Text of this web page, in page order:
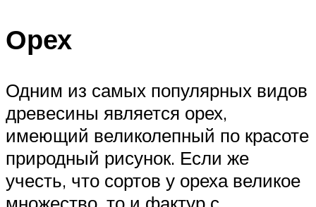
Орех
Одним из самых популярных видов
древесины является орех,
имеющий великолепный по красоте
природный рисунок. Если же
учесть, что сортов у ореха великое
множество, то и фактур с